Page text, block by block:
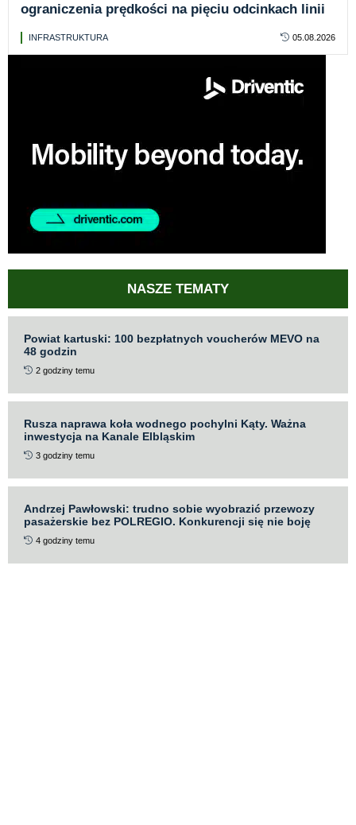
ograniczenia prędkości na pięciu odcinkach linii
INFRASTRUKTURA 05.08.2026
NASZE TEMATY
Powiat kartuski: 100 bezpłatnych voucherów MEVO na
48 godzin
2 godziny temu
Rusza naprawa koła wodnego pochylni Kąty. Ważna
inwestycja na Kanale Elbląskim
3 godziny temu
Andrzej Pawłowski: trudno sobie wyobrazić przewozy
pasażerskie bez POLREGIO. Konkurencji się nie boję
4 godziny temu